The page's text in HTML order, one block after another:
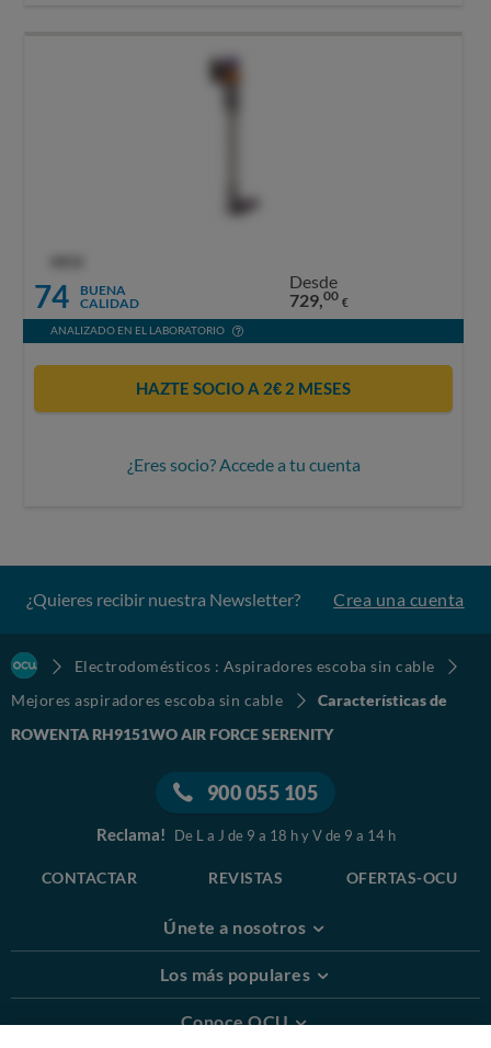
74
BUENA
CALIDAD
Desde
729,00 €
ANALIZADO EN EL LABORATORIO
HAZTE SOCIO A 2€ 2 MESES
¿Eres socio? Accede a tu cuenta
¿Quieres recibir nuestra Newsletter? Crea una cuenta
Electrodomésticos : Aspiradores escoba sin cable
Mejores aspiradores escoba sin cable
Características de
ROWENTA RH9151WO AIR FORCE SERENITY
900 055 105
Reclama! De L a J de 9 a 18 h y V de 9 a 14 h
CONTACTAR REVISTAS OFERTAS-OCU
Únete a nosotros
Los más populares
Conoce OCU